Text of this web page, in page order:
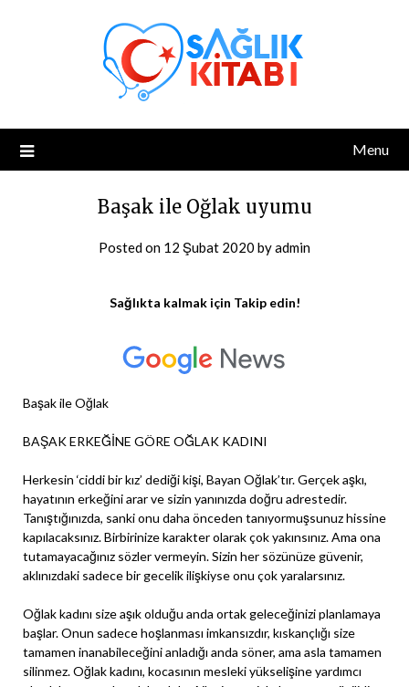
Menu
Başak ile Oğlak uyumu
Posted on 12 Şubat 2020 byadmin
Sağlıkta kalmak için Takip edin!
Başak ile Oğlak
BAŞAK ERKEĞİNE GÖRE OĞLAK KADINI
Herkesin ‘ciddi bir kız’ dediği kişi, Bayan Oğlak’tır. Gerçek aşkı,
hayatının erkeğini arar ve sizin yanınızda doğru adrestedir.
Tanıştığınızda, sanki onu daha önceden tanıyormuşsunuz hissine
kapılacaksınız. Birbirinize karakter olarak çok yakınsınız. Ama ona
tutamayacağınız sözler vermeyin. Sizin her sözünüze güvenir,
aklınızdaki sadece bir gecelik ilişkiyse onu çok yaralarsınız.
Oğlak kadını size aşık olduğu anda ortak geleceğinizi planlamaya
başlar. Onun sadece hoşlanması imkansızdır, kıskançlığı size
tamamen inanabileceğini anladığı anda söner, ama asla tamamen
silinmez. Oğlak kadını, kocasının mesleki yükselişine yardımcı